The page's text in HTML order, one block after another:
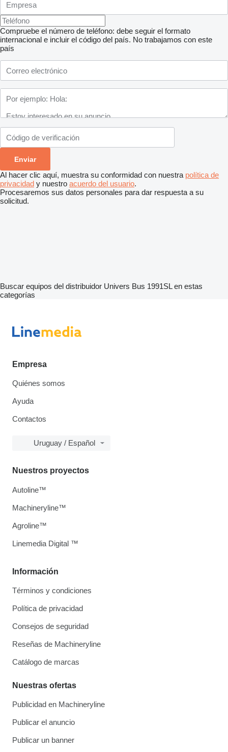
Compruebe el número de teléfono: debe seguir el formato
internacional e incluir el código del país. No trabajamos con este
país
Al hacer clic aquí, muestra su conformidad con nuestra política de
privacidad y nuestro acuerdo del usuario.
Procesaremos sus datos personales para dar respuesta a su
solicitud.
Buscar equipos del distribuidor Univers Bus 1991SL en estas
categorías
Empresa
Quiénes somos
Ayuda
Contactos
Uruguay / Español
Información
Términos y condiciones
Política de privacidad
Consejos de seguridad
Reseñas de Machineryline
Catálogo de marcas
Nuestras ofertas
Publicidad en Machineryline
Publicar el anuncio
Publicar un banner
Nuestros proyectos
Autoline™
Machineryline™
Agroline™
Linemedia Digital ™